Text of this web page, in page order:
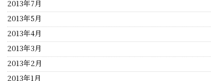
2013年7月
2013年5月
2013年4月
2013年3月
2013年2月
2013年1月